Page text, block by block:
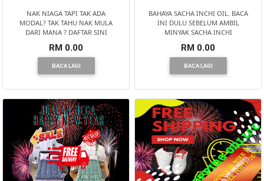
NAK NIAGA TAPI TAK ADA
MODAL? TAK TAHU NAK MULA
DARI MANA ? DAFTAR SINI
RM 0.00
BACA LAGI
BAHAYA SACHA INCHI OIL. BACA
INI DULU SEBELUM AMBIL
MINYAK SACHA INCHI
RM 0.00
BACA LAGI